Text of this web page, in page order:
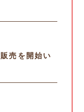
売を開始い